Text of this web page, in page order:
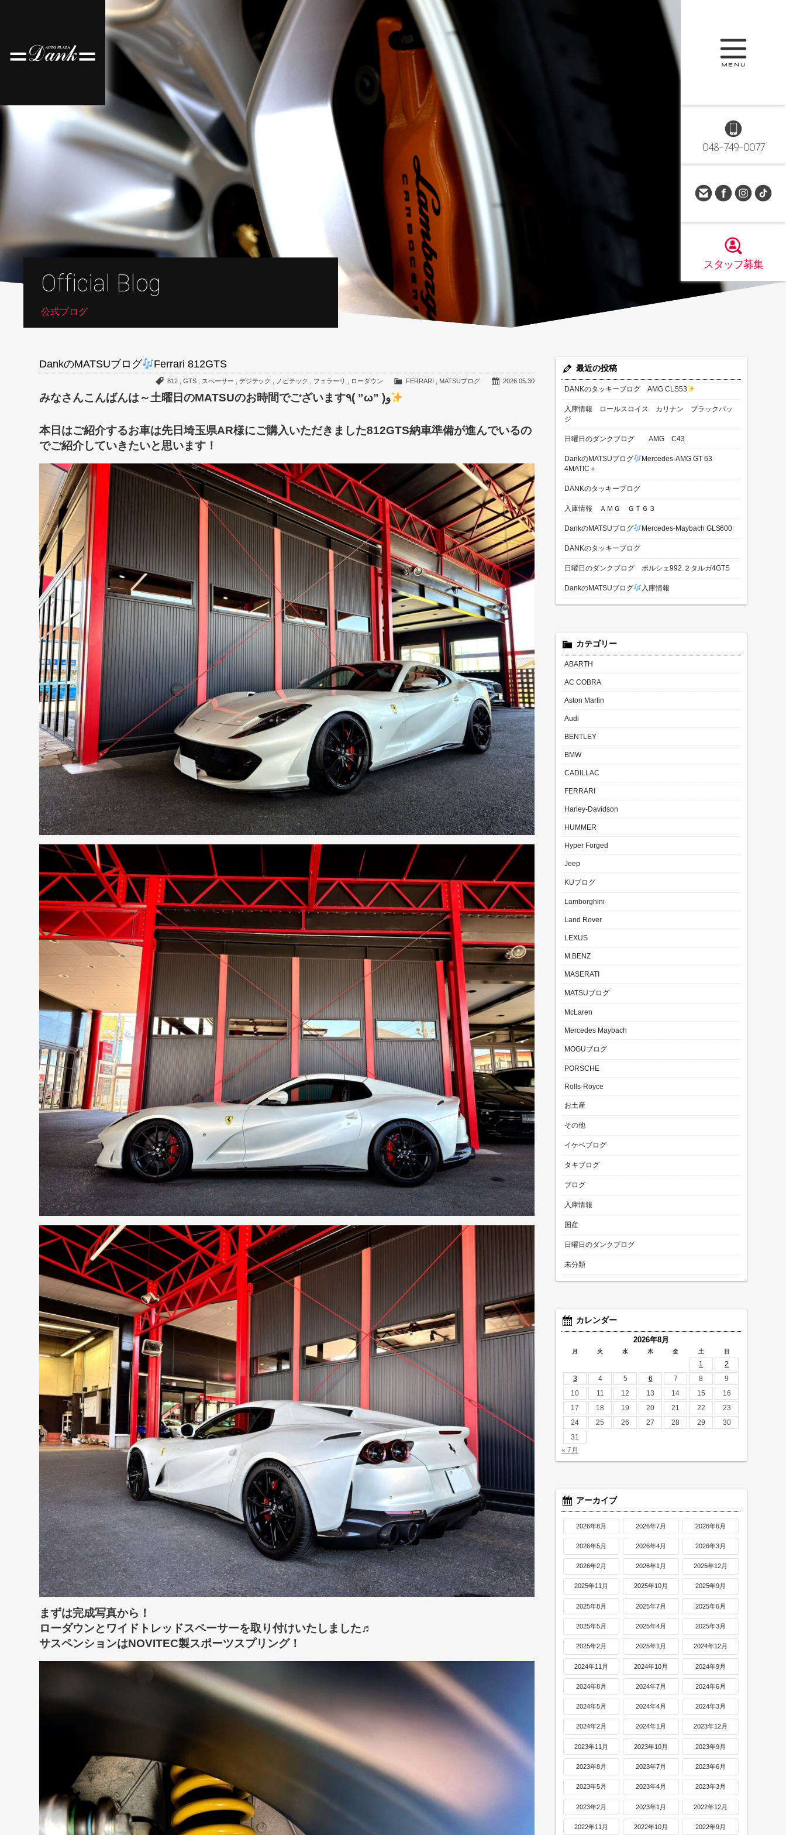
048-749-0077
スタッフ募集
Official Blog
公式ブログ
DankのMATSUブログ Ferrari 812GTS
2026.05.30
FERRARI MATSUブログ
812, GTS, スペーサー デジテック ノビテック フェラーリ ローダウン
みなさんこんばんは～土曜日のMATSUのお時間でございます٩( ”ω” )و
本日はご紹介するお車は先日埼玉県AR様にご購入いただきました812GTS納車準備が進んでいるの
でご紹介していきたいと思います！
まずは完成写真から！
ローダウンとワイドトレッドスペーサーを取り付けいたしました♬
サスペンションはNOVITEC製スポーツスプリング！
最近の投稿
DANKのタッキーブログ AMG CLS53
入庫情報 ロールスロイス カリナン ブラックバッ
ジ
日曜日のダンクブログ AMG C43
DankのMATSUブログ
Mercedes-AMG GT 63
4MATIC＋
DANKのタッキーブログ
入庫情報 ＡＭＧ ＧＴ６３
DankのMATSUブログ Mercedes-Maybach GLS600
DANKのタッキーブログ
日曜日のダンクブログ ポルシェ992.２タルガ4GTS
DankのMATSUブログ 入庫情報
カテゴリー
ABARTH
AC COBRA
Aston Martin
Audi
BENTLEY
BMW
CADILLAC
FERRARI
Harley-Davidson
HUMMER
Hyper Forged
Jeep
KUブログ
Lamborghini
Land Rover
LEXUS
M.BENZ
MASERATI
MATSUブログ
McLaren
Mercedes Maybach
MOGUブログ
PORSCHE
Rolls-Royce
お土産
その他
イケベブログ
タキブログ
ブログ
入庫情報
国産
日曜日のダンクブログ
未分類
カレンダー
2026年8月
月 火 水 木 金 土 日
1
2
3
4 5 6 7 8
9
10
11 12 13 14 15
16
17
18 19 20 21 22
23
24
25 26 27 28 29
30
31
« 7月
アーカイブ
2026年8月 2026年7月 2026年6月
2026年5月 2026年4月 2026年3月
2026年2月 2026年1月 2025年12月
2025年11月 2025年10月 2025年9月
2025年8月 2025年7月 2025年6月
2025年5月 2025年4月 2025年3月
2025年2月 2025年1月 2024年12月
2024年11月 2024年10月 2024年9月
2024年8月 2024年7月 2024年6月
2024年5月 2024年4月 2024年3月
2024年2月 2024年1月 2023年12月
2023年11月 2023年10月 2023年9月
2023年8月 2023年7月 2023年6月
2023年5月 2023年4月 2023年3月
2023年2月 2023年1月 2022年12月
2022年11月 2022年10月 2022年9月